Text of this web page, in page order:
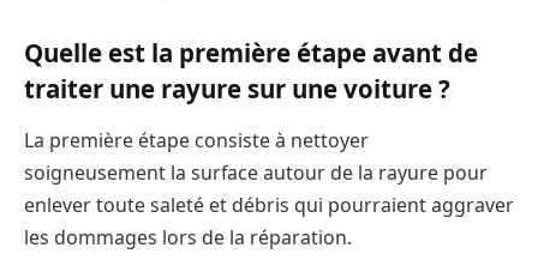
Quelle est la première étape avant de
traiter une rayure sur une voiture ?
La première étape consiste à nettoyer
soigneusement la surface autour de la rayure pour
enlever toute saleté et débris qui pourraient aggraver
les dommages lors de la réparation.